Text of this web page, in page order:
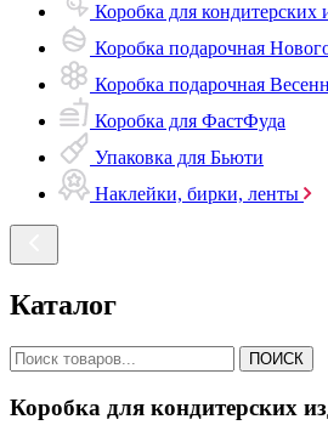
Коробка для кондитерских
Коробка подарочная
Коробка подарочная
Коробка для ФастФуда
Упаковка для Бьюти
Наклейки, бирки, ленты
Каталог
ПОИСК
Коробка для кондитерских